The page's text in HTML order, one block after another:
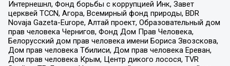
Интернешнл, Фонд борьбы с коррупцией Инк, Завет
церквей TCCN, Агора, Всемирный фонд природы, BDR
Novaja Gazeta-Europe, Алтай проект, Образовательный дом
прав человека Чернигов, Фонд Дом Прав Человека,
Белорусский дом прав человека имени Бориса Звозскова,
Дом прав человека Тбилиси, Дом прав человека Ереван,
Дом прав человека Крым, Центр дикого лосося, TVR